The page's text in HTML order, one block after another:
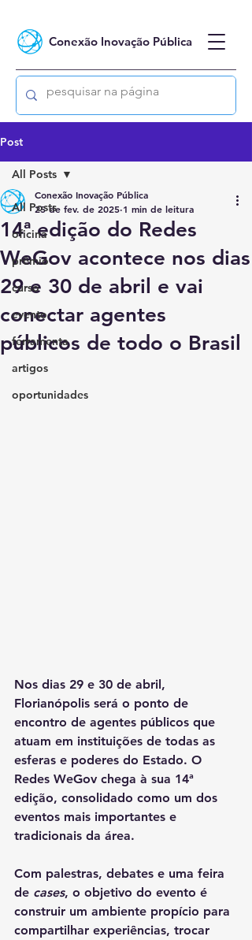
Conexão Inovação Pública
Post
All Posts
oficina
prêmio
curso
evento
ferramenta
artigos
oportunidades
All Posts
14ª edição do Redes
WeGov acontece nos dias
29 e 30 de abril e vai
conectar agentes
públicos de todo o Brasil
Conexão Inovação Pública
25 de fev. de 2025 1 min de leitura
Nos dias 29 e 30 de abril,
Florianópolis será o ponto de
encontro de agentes públicos que
atuam em instituições de todas as
esferas e poderes do Estado. O
Redes WeGov chega à sua 14ª
edição, consolidado como um dos
eventos mais importantes e
tradicionais da área.
Com palestras, debates e uma feira
de cases, o objetivo do evento é
construir um ambiente propício para
compartilhar experiências, trocar